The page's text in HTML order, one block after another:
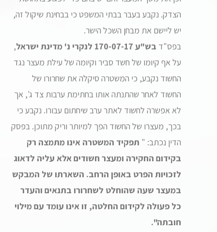
הצדק. נקבע בעבר בבתי המשפט כי בבחינת שיקול זה,
יש ליישם את מבחן השכל הישר.
בפס"ד בש"ע 170-07-17 לנקרי נ' מדינת ישראל
,
על אף קיומו של חשד סביר וקיומה של עילת מעצר נגד
החשוד נקבע, כי המשטרה סיקלה את שחרורו של
החשוד לאחר שהתנתה אותו בחתימת ערבות צד ג', אך
לא אפשרה לחשוד לאתר ערב שיחתום עבורו. נקבע כי
בכך, מעצרו של החשוד הפך למיותר וריק מתוכן. בפסק
הדין נכתב: " תפקיד המשטרה אינו מתמצה רק
בקידום החקירה ומעצר חשודים אלא עליה לדאוג
לזכויות הפרט באופן הרחב. השארתו של המבקש
במעצר שעה שהוחלט לשחרורו בתנאים והעדר
כל פעולה לקידום החלטה, זו אינו עומד עם מילוי
חובתה".